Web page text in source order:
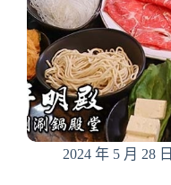
用
餐
包
廂/
聚
餐
首
選
台
北
平
價
印
度
料
理/
道
2024 年 5 月 28 日